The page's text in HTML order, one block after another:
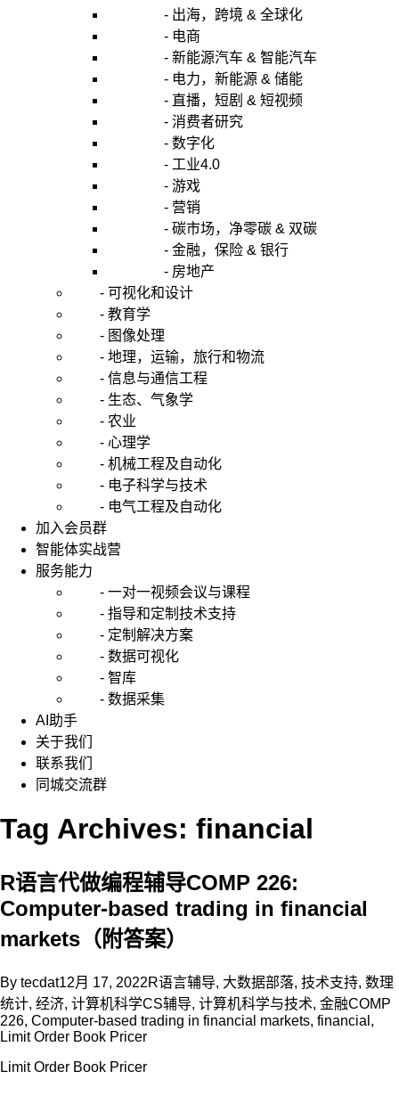
- 出海，跨境 & 全球化
- 电商
- 新能源汽车 & 智能汽车
- 电力，新能源 & 储能
- 直播，短剧 & 短视频
- 消费者研究
- 数字化
- 工业4.0
- 游戏
- 营销
- 碳市场，净零碳 & 双碳
- 金融，保险 & 银行
- 房地产
- 可视化和设计
- 教育学
- 图像处理
- 地理，运输，旅行和物流
- 信息与通信工程
- 生态、气象学
- 农业
- 心理学
- 机械工程及自动化
- 电子科学与技术
- 电气工程及自动化
加入会员群
智能体实战营
服务能力
- 一对一视频会议与课程
- 指导和定制技术支持
- 定制解决方案
- 数据可视化
- 智库
- 数据采集
AI助手
关于我们
联系我们
同城交流群
Tag Archives: financial
R语言代做编程辅导COMP 226:
Computer-based trading in financial
markets（附答案）
By tecdat12月 17, 2022R语言辅导, 大数据部落, 技术支持, 数理
统计, 经济, 计算机科学CS辅导, 计算机科学与技术, 金融COMP
226, Computer-based trading in financial markets, financial ,
Limit Order Book Pricer
Limit Order Book Pricer